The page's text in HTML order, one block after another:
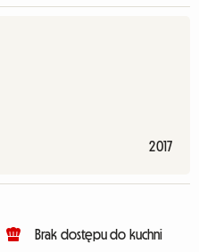
2017
Brak dostępu do kuchni